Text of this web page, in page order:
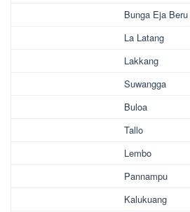
Bunga Eja Beru
La Latang
Lakkang
Suwangga
Buloa
Tallo
Lembo
Pannampu
Kalukuang